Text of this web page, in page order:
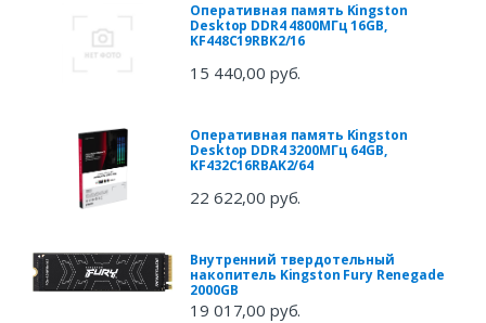
Оперативная память Kingston
Desktop DDR4 4800МГц 16GB,
KF448C19RBK2/16
15 440,00 руб.
Оперативная память Kingston
Desktop DDR4 3200МГц 64GB,
KF432C16RBAK2/64
22 622,00 руб.
Внутренний твердотельный
накопитель Kingston Fury Renegade
2000GB
19 017,00 руб.